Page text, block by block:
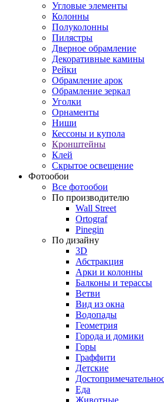
Угловые элементы
Колонны
Полуколонны
Пилястры
Дверное обрамление
Декоративные камины
Рейки
Обрамление арок
Обрамление зеркал
Уголки
Орнаменты
Ниши
Кессоны и купола
Кронштейны
Клей
Скрытое освещение
Фотообои
Все фотообои
По производителю
Wall Street
Ortograf
Pinegin
По дизайну
3D
Абстракция
Арки и колонны
Балконы и терассы
Ветви
Вид из окна
Водопады
Геометрия
Города и домики
Горы
Граффити
Детские
Еда
Животные